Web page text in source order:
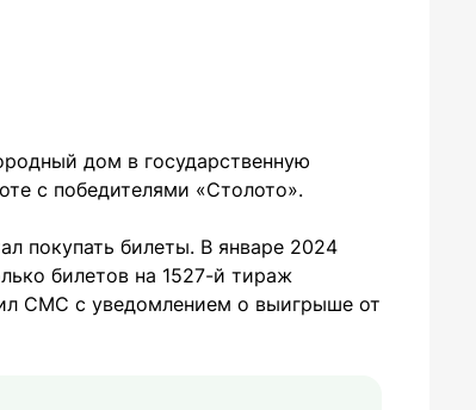
дом в государственную
с победителями «Столото».
покупать билеты. В январе 2024
билетов на 1527-й тираж
СМС с уведомлением о выигрыше от